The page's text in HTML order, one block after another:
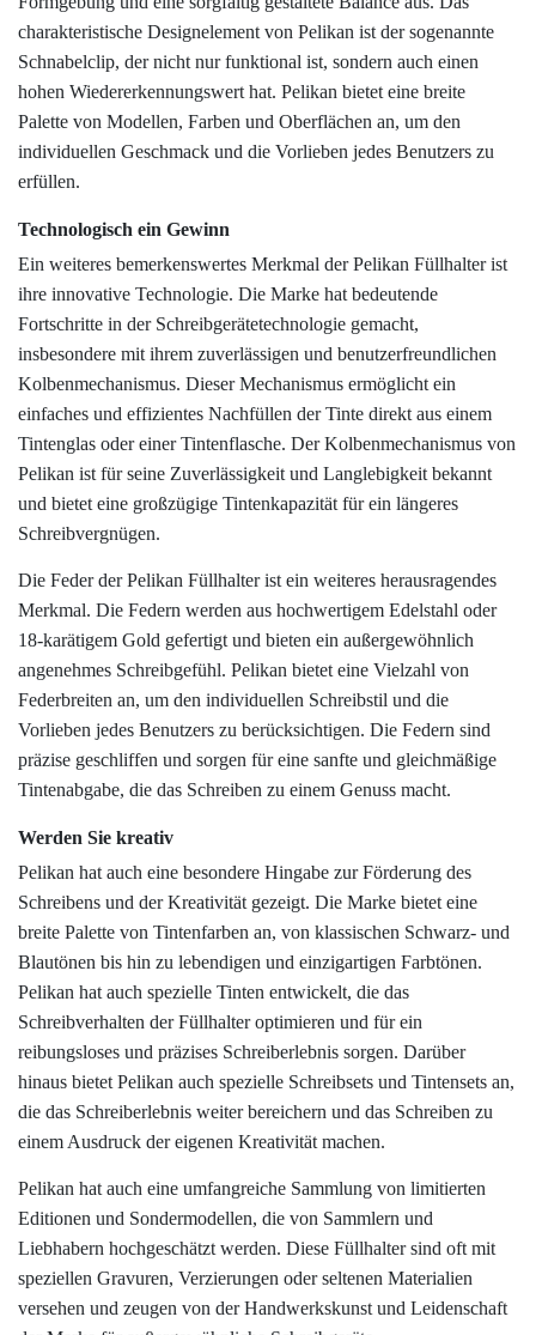
charakteristische Designelement von Pelikan ist der sogenannte
Schnabelclip, der nicht nur funktional ist, sondern auch einen
hohen Wiedererkennungswert hat. Pelikan bietet eine breite
Palette von Modellen, Farben und Oberflächen an, um den
individuellen Geschmack und die Vorlieben jedes Benutzers zu
erfüllen.
Technologisch ein Gewinn
Ein weiteres bemerkenswertes Merkmal der Pelikan Füllhalter ist
ihre innovative Technologie. Die Marke hat bedeutende
Fortschritte in der Schreibgerätetechnologie gemacht,
insbesondere mit ihrem zuverlässigen und benutzerfreundlichen
Kolbenmechanismus. Dieser Mechanismus ermöglicht ein
einfaches und effizientes Nachfüllen der Tinte direkt aus einem
Tintenglas oder einer Tintenflasche. Der Kolbenmechanismus von
Pelikan ist für seine Zuverlässigkeit und Langlebigkeit bekannt
und bietet eine großzügige Tintenkapazität für ein längeres
Schreibvergnügen.
Die Feder der Pelikan Füllhalter ist ein weiteres herausragendes
Merkmal. Die Federn werden aus hochwertigem Edelstahl oder
18-karätigem Gold gefertigt und bieten ein außergewöhnlich
angenehmes Schreibgefühl. Pelikan bietet eine Vielzahl von
Federbreiten an, um den individuellen Schreibstil und die
Vorlieben jedes Benutzers zu berücksichtigen. Die Federn sind
präzise geschliffen und sorgen für eine sanfte und gleichmäßige
Tintenabgabe, die das Schreiben zu einem Genuss macht.
Werden Sie kreativ
Pelikan hat auch eine besondere Hingabe zur Förderung des
Schreibens und der Kreativität gezeigt. Die Marke bietet eine
breite Palette von Tintenfarben an, von klassischen Schwarz- und
Blautönen bis hin zu lebendigen und einzigartigen Farbtönen.
Pelikan hat auch spezielle Tinten entwickelt, die das
Schreibverhalten der Füllhalter optimieren und für ein
reibungsloses und präzises Schreiberlebnis sorgen. Darüber
hinaus bietet Pelikan auch spezielle Schreibsets und Tintensets an,
die das Schreiberlebnis weiter bereichern und das Schreiben zu
einem Ausdruck der eigenen Kreativität machen.
Pelikan hat auch eine umfangreiche Sammlung von limitierten
Editionen und Sondermodellen, die von Sammlern und
Liebhabern hochgeschätzt werden. Diese Füllhalter sind oft mit
speziellen Gravuren, Verzierungen oder seltenen Materialien
versehen und zeugen von der Handwerkskunst und Leidenschaft